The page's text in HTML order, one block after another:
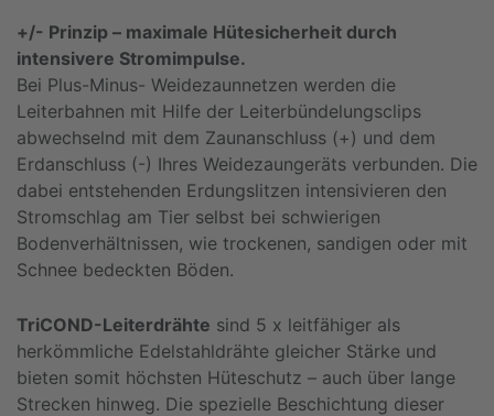
+/- Prinzip – maximale Hütesicherheit durch
intensivere Stromimpulse.
Bei Plus-Minus- Weidezaunnetzen werden die
Leiterbahnen mit Hilfe der Leiterbündelungsclips
abwechselnd mit dem Zaunanschluss (+) und dem
Erdanschluss (-) Ihres Weidezaungeräts verbunden. Die
dabei entstehenden Erdungslitzen intensivieren den
Stromschlag am Tier selbst bei schwierigen
Bodenverhältnissen, wie trockenen, sandigen oder mit
Schnee bedeckten Böden.
TriCOND-Leiterdrähte sind 5 x leitfähiger als
herkömmliche Edelstahldrähte gleicher Stärke und
bieten somit höchsten Hüteschutz – auch über lange
Strecken hinweg. Die spezielle Beschichtung dieser